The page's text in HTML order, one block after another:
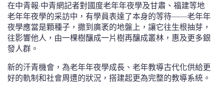
在中青報·中青網記者對國度老年年夜學及甘肅、福建等地
老年年夜學的采訪中，有學員表達了本身的等待——老年年
夜學應當是顆種子，撒到廣袤的地盤上，讓它往生根抽芽，
往影響他人，由一棵樹釀成一片樹再釀成叢林，惠及更多銀
發人群。
新的汗青機會，為老年年夜學成長、老年教導古代化供給更
好的軌制和社會周遭的狀況，搭建起更為完整的教導系統。